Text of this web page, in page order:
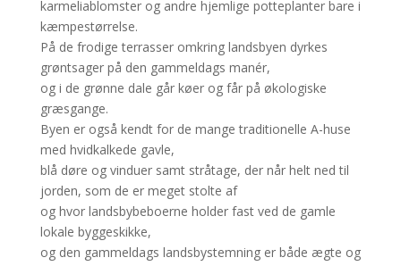
karmeliablomster og andre hjemlige potteplanter bare i
kæmpestørrelse.
På de frodige terrasser omkring landsbyen dyrkes
grøntsager på den gammeldags manér,
og i de grønne dale går køer og får på økologiske
græsgange.
Byen er også kendt for de mange traditionelle A-huse
med hvidkalkede gavle,
blå døre og vinduer samt stråtage, der når helt ned til
jorden, som de er meget stolte af
og hvor landsbybeboerne holder fast ved de gamle
lokale byggeskikke,
og den gammeldags landsbystemning er både ægte og